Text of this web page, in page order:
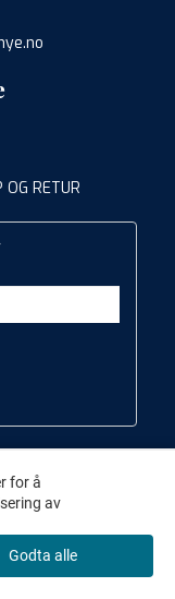
OG RETUR
for å
av
Godta alle